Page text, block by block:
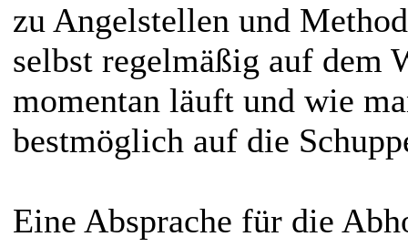
zu Angelstellen und
selbst regelmäßig auf dem
momentan läuft und wie
bestmöglich auf die
Eine Absprache für die